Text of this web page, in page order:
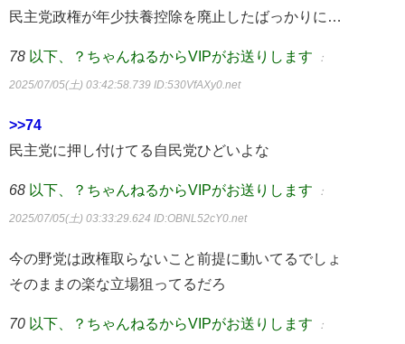
民主党政権が年少扶養控除を廃止したばっかりに…
78 以下、？ちゃんねるからVIPがお送りします ：
2025/07/05(土) 03:42:58.739 ID:530VfAXy0.net
>>74
民主党に押し付けてる自民党ひどいよな
68 以下、？ちゃんねるからVIPがお送りします ：
2025/07/05(土) 03:33:29.624 ID:OBNL52cY0.net
今の野党は政権取らないこと前提に動いてるでしょ
そのままの楽な立場狙ってるだろ
70 以下、？ちゃんねるからVIPがお送りします ：